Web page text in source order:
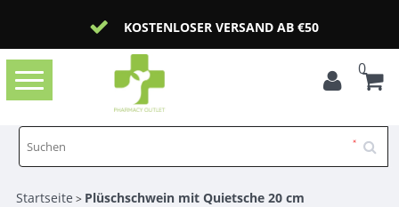
KOSTENLOSER VERSAND AB €50
Toggle
navigation
0
Startseite > Plüschschwein mit Quietsche 20 cm